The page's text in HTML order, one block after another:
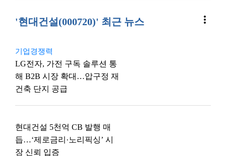
'현대건설(000720)' 최근 뉴스 more_vert
기업경쟁력
LG전자, 가전 구독 솔루션 통
해 B2B 시장 확대…압구정 재
건축 단지 공급
현대건설 5천억 CB 발행 매
듭…‘제로금리·노리픽싱’ 시
장 신뢰 입증